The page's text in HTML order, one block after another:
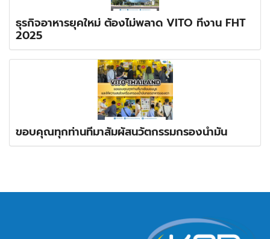
ธุรกิจอาหารยุคใหม่ ต้องไม่พลาด VITO ที่งาน FHT
2025
ขอบคุณทุกท่านที่มาสัมผัสนวัตกรรมกรองน้ำมัน